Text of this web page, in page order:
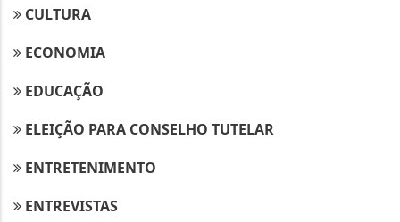
CULTURA
ECONOMIA
EDUCAÇÃO
ELEIÇÃO PARA CONSELHO TUTELAR
ENTRETENIMENTO
ENTREVISTAS